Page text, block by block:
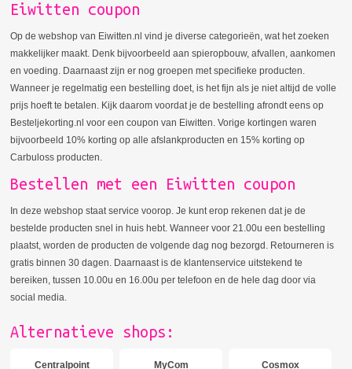
Eiwitten coupon
Op de webshop van Eiwitten.nl vind je diverse categorieën, wat het zoeken
makkelijker maakt. Denk bijvoorbeeld aan spieropbouw, afvallen, aankomen
en voeding. Daarnaast zijn er nog groepen met specifieke producten.
Wanneer je regelmatig een bestelling doet, is het fijn als je niet altijd de volle
prijs hoeft te betalen. Kijk daarom voordat je de bestelling afrondt eens op
Besteljekorting.nl voor een coupon van Eiwitten. Vorige kortingen waren
bijvoorbeeld 10% korting op alle afslankproducten en 15% korting op
Carbuloss producten.
Bestellen met een Eiwitten coupon
In deze webshop staat service voorop. Je kunt erop rekenen dat je de
bestelde producten snel in huis hebt. Wanneer voor 21.00u een bestelling
plaatst, worden de producten de volgende dag nog bezorgd. Retourneren is
gratis binnen 30 dagen. Daarnaast is de klantenservice uitstekend te
bereiken, tussen 10.00u en 16.00u per telefoon en de hele dag door via
social media.
Alternatieve shops:
Centralpoint MyCom Cosmox